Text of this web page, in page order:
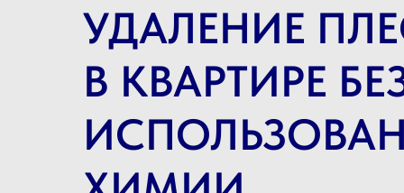
УДАЛЕНИЕ
В КВАРТИРЕ